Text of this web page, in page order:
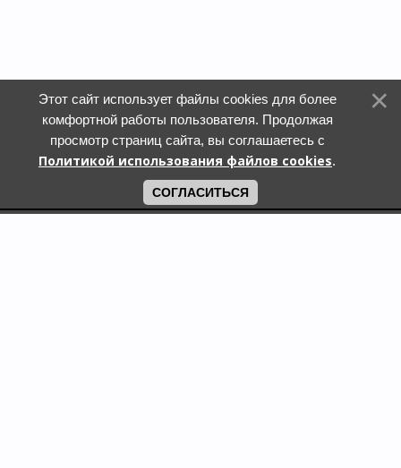
Этот сайт использует файлы cookies для более
комфортной работы пользователя. Продолжая
просмотр страниц сайта, вы соглашаетесь с
Политикой использования файлов cookies.
СОГЛАСИТЬСЯ